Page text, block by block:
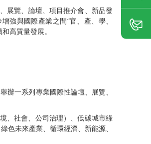
展覽、論壇、項目推介會、新品發
強與國際產業之間“官、產、學、
高質量發展。
辦一系列專業國際性論壇、展覽、
、社會、公司治理）、低碳城市綠
色未來產業、循環經濟、新能源、